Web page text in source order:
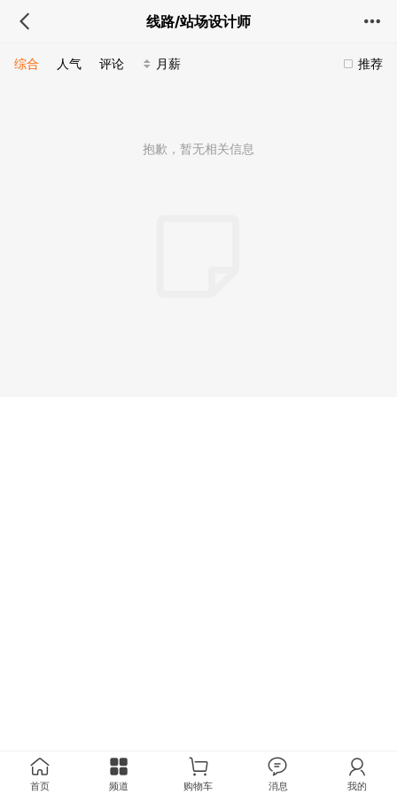
线路/站场设计师
推荐
综合 人气 评论 月薪
抱歉，暂无相关信息
首页 频道 购物车 消息 我的